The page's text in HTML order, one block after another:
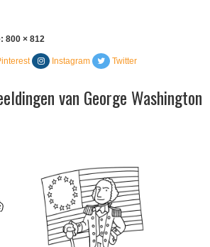
800 × 812
Instagram Twitter
van George Washington